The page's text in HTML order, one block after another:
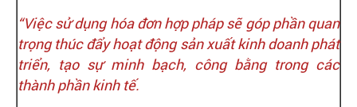
“Việc sử dụng hóa đơn hợp pháp sẽ góp phần quan
trọng thúc đẩy hoạt động sản xuất kinh doanh phát
triển, tạo sự minh bạch, công bằng trong các
thành phần kinh tế.